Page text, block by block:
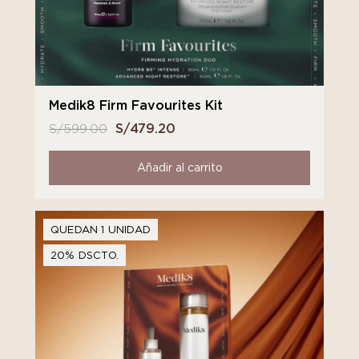
Medik8 Firm Favourites Kit
S/599.00 El
precio
original
era:
S/479.20
precio
actual
es:
Añadir al carrito
QUEDAN 1 UNIDAD
20% DSCTO.